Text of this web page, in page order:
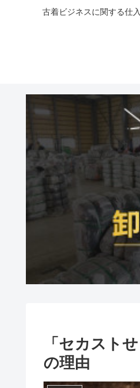
古着ビジネスに関する仕
「セカスト
の理由